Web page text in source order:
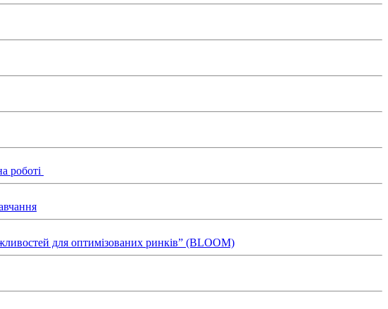
роботі
для оптимізованих ринків” (BLOOM)